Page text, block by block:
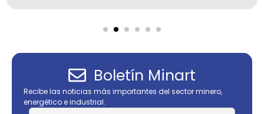
Boletín Minart
Recibe las noticias más importantes del sector minero,
energético e industrial.